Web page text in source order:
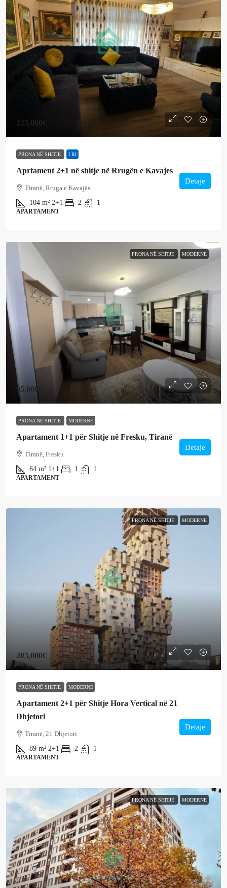
225,000€
PRONA NË SHITJE I RI
Aprtament 2+1 në shitje në Rrugën e Kavajes
Tiranë, Rruga e Kavajës
104 m² 2+1 2 1
APARTAMENT
Detaje
PRONA NË SHITJE MODERNE
95,000€
PRONA NË SHITJE MODERNE
Apartament 1+1 për Shitje në Fresku, Tiranë
Tiranë, Fresku
64 m² 1+1 1 1
APARTAMENT
Detaje
PRONA NË SHITJE MODERNE
205,000€
PRONA NË SHITJE MODERNE
Apartament 2+1 për Shitje Hora Vertical në 21
Dhjetori
Tiranë, 21 Dhjetori
89 m² 2+1 2 1
APARTAMENT
Detaje
PRONA NË SHITJE MODERNE